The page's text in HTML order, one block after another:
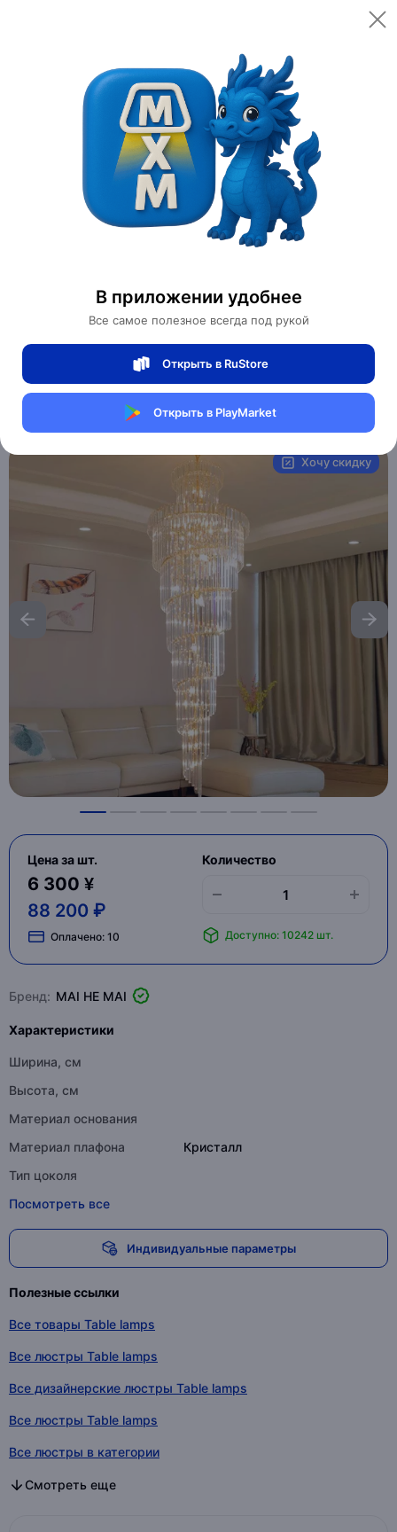
В приложении удобнее
Все самое полезное всегда под рукой
Открыть в RuStore
Открыть в PlayMarket
Открыть
Категории Светильники
Люстры
CALDER 60*180 металл, E14.
Магазин Table lamps
MAI_HE_MAI_CALDER
Хочу скидку
Цена за шт.
6 300 ¥
88 200 ₽
Оплачено: 10
Количество
Доступно: 10242 шт.
Бренд: MAI HE MAI
Характеристики
Ширина, см
Высота, см
Материал основания
Материал плафона
Кристалл
Тип цоколя
Посмотреть все
Индивидуальные параметры
Полезные ссылки
Все товары Table lamps
Все люстры Table lamps
Все дизайнерские люстры Table lamps
Все люстры Table lamps
Все люстры в категории
Все дизайнерские люстры в категории
Все люстры в категории
Смотреть еще